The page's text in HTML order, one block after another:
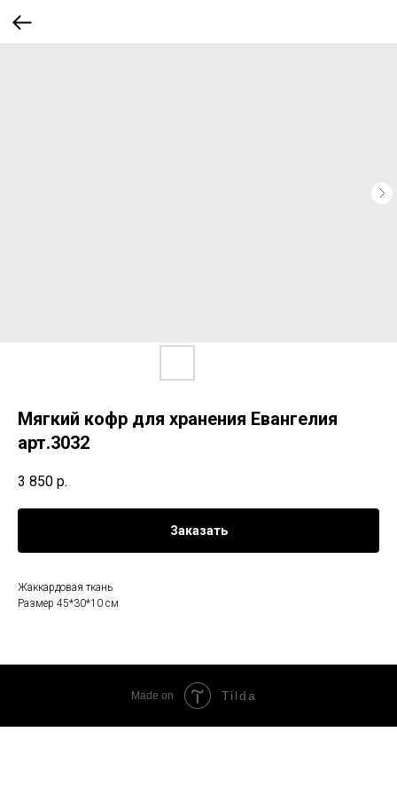
Мягкий кофр для хранения Евангелия
арт.3032
3 850 р.
Заказать
Жаккардовая ткань
Размер 45*30*10 см
Made on Tilda